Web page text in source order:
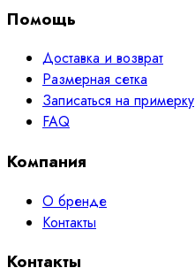
Помощь
Доставка и возврат
Размерная сетка
Записаться на примерку
FAQ
Компания
О бренде
Контакты
Контакты